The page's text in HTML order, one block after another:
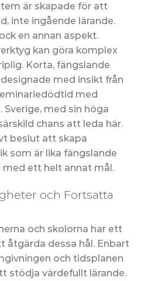
är skapade för att
inte ingående lärande.
en annan aspekt.
kan göra komplex
Korta, fängslande
med insikt från
med
med sin höga
chans att leda här.
beslut att skapa
som är lika fängslande
ett helt annat mål.
och Fortsatta
och skolorna har ett
åtgärda dessa hål. Enbart
och tidsplanen
stödja värdefullt lärande.